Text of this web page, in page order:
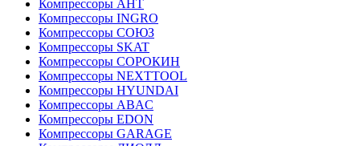
Компрессоры АНТ
Компрессоры INGRO
Компрессоры СОЮЗ
Компрессоры SKAT
Компрессоры СОРОКИН
Компрессоры NEXTTOOL
Компрессоры HYUNDAI
Компрессоры ABAC
Компрессоры EDON
Компрессоры GARAGE